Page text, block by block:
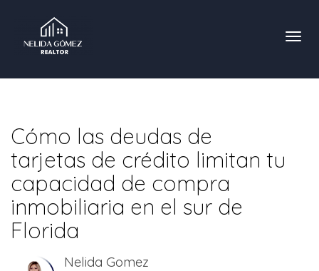
Cómo las deudas de
tarjetas de crédito limitan tu
capacidad de compra
inmobiliaria en el sur de
Florida
Nelida Gomez